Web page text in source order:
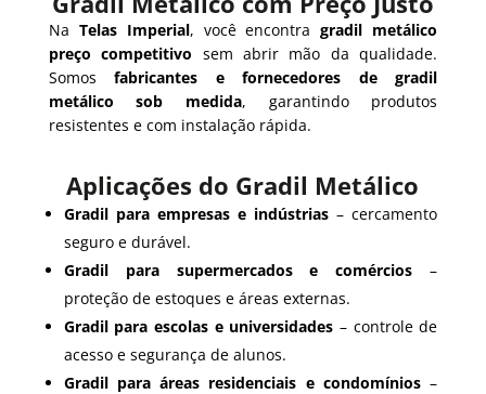
Na Telas Imperial, você encontragradil metálico
preço competitivo sem abrir mão da qualidade.
Somosfabricantes e fornecedores de gradil
metálico sob medida, garantindo produtos
resistentes e com instalação rápida.
Aplicações do Gradil Metálico
Gradil para empresas e indústrias – cercamento
seguro e durável.
Gradil para supermercados e comércios –
proteção de estoques e áreas externas.
Gradil para escolas e universidades – controle de
acesso e segurança de alunos.
Gradil para áreas residenciais e condomínios–